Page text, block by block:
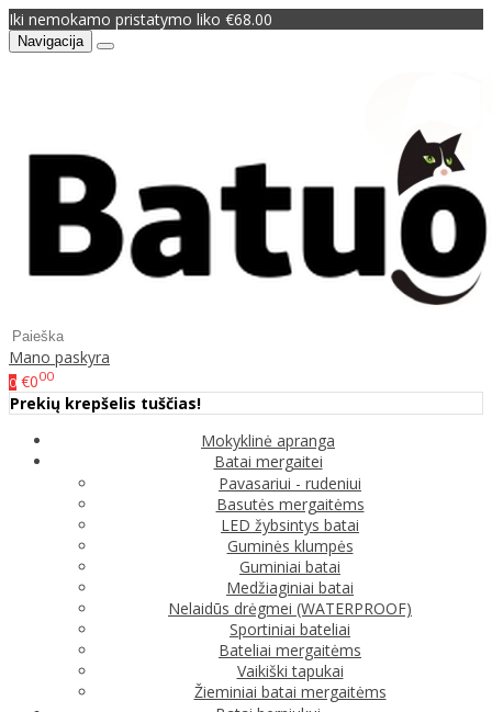
Iki nemokamo pristatymo liko €68.00
Navigacija
Mano paskyra
0 €000
Prekių krepšelis tuščias!
Mokyklinė apranga
Batai mergaitei
Pavasariui - rudeniui
Basutės mergaitėms
LED žybsintys batai
Guminės klumpės
Guminiai batai
Medžiaginiai batai
Nelaidūs drėgmei (WATERPROOF)
Sportiniai bateliai
Bateliai mergaitėms
Vaikiški tapukai
Žieminiai batai mergaitėms